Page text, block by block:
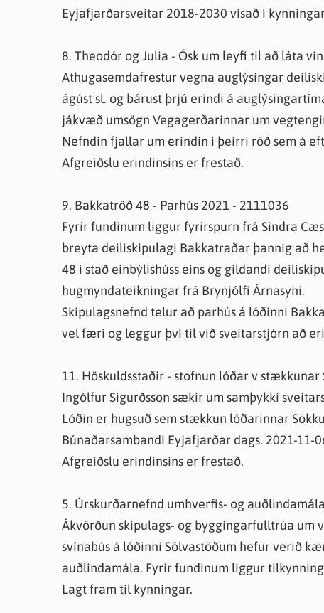
Eyjafjarðarsveitar 2018-2030 vísað í
8. Theodór og Julia - Ósk um leyfi til að láta
Athugasemdafrestur vegna auglýsingar
ágúst sl. og bárust þrjú erindi á
jákvæð umsögn Vegagerðarinnar um
Nefndin fjallar um erindin í þeirri röð sem á
Afgreiðslu erindinsins er frestað.
9. Bakkatröð 48 - Parhús 2021 - 2111036
Fyrir fundinum liggur fyrirspurn frá Sindra
breyta deiliskipulagi Bakkatraðar þannig að
48 í stað einbýlishúss eins og gildandi
hugmyndateikningar frá Brynjólfi Árnasyni.
Skipulagsnefnd telur að parhús á lóðinni
vel færi og leggur því til við sveitarstjórn að
11. Höskuldsstaðir - stofnun lóðar v stækkunar
Ingólfur Sigurðsson sækir um samþykki
Lóðin er hugsuð sem stækkun lóðarinnar
Búnaðarsambandi Eyjafjarðar dags. 2021-11-
Afgreiðslu erindinsins er frestað.
5. Úrskurðarnefnd umhverfis- og
Ákvörðun skipulags- og byggingarfulltrúa
svínabús á lóðinni Sölvastöðum hefur verið
auðlindamála. Fyrir fundinum liggur
Lagt fram til kynningar.